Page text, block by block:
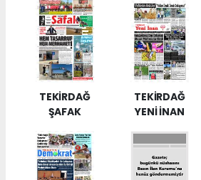
TEKİRDAĞ
ŞAFAK
TEKİRDAĞ
YENİ İNAN